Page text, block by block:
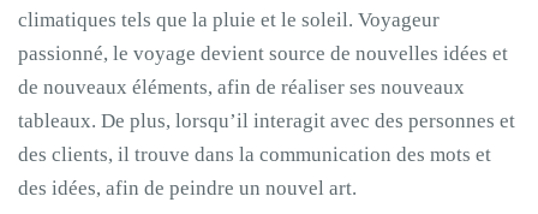
climatiques tels que la pluie et le soleil. Voyageur
passionné, le voyage devient source de nouvelles idées et
de nouveaux éléments, afin de réaliser ses nouveaux
tableaux. De plus, lorsqu’il interagit avec des personnes et
des clients, il trouve dans la communication des mots et
des idées, afin de peindre un nouvel art.